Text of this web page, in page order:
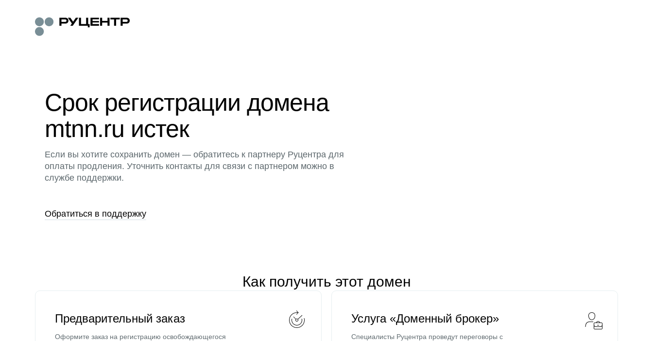
Срок регистрации домена
mtnn.ru истек
Если вы хотите сохранить домен — обратитесь к партнеру Руцентра для
оплаты продления. Уточнить контакты для связи с партнером можно в
службе поддержки.
Обратиться в поддержку
Как получить этот домен
Предварительный заказ
Оформите заказ на регистрацию освобождающегося
Услуга «Доменный брокер»
Специалисты Руцентра проведут переговоры с